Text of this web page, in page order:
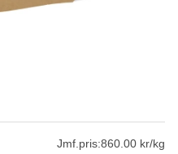
Jmf.pris:860.00 kr/kg